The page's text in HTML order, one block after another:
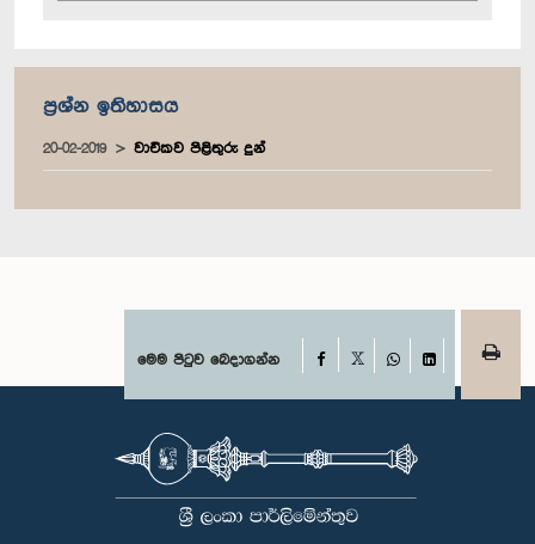
ප්‍රශ්න ඉතිහාසය
20-02-2019 වාචිකව පිළිතුරු දුන්
මෙම පිටුව බෙදාගන්න Facebook
WhatsAppLinkedIn